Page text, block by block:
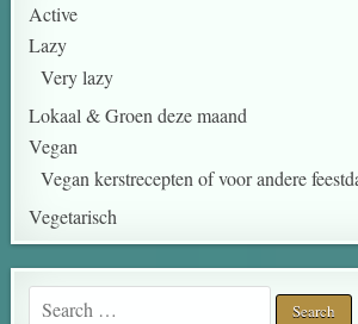
Active
Lazy
Very lazy
Lokaal & Groen deze maand
Vegan
Vegan kerstrecepten of voor andere
Vegetarisch
Search for: